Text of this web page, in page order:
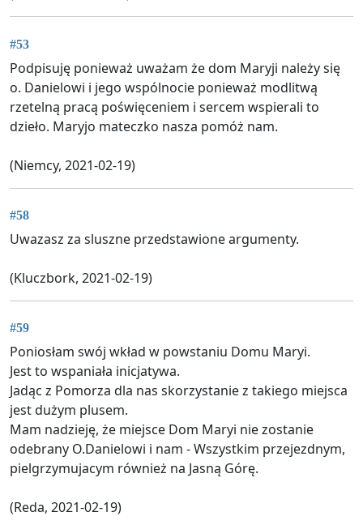
#53
Podpisuję ponieważ uważam że dom Maryji należy się
o. Danielowi i jego wspólnocie ponieważ modlitwą
rzetelną pracą poświęceniem i sercem wspierali to
dzieło. Maryjo mateczko nasza pomóż nam.
(Niemcy, 2021-02-19)
#58
Uwazasz za sluszne przedstawione argumenty.
(Kluczbork, 2021-02-19)
#59
Poniosłam swój wkład w powstaniu Domu Maryi.
Jest to wspaniała inicjatywa.
Jadąc z Pomorza dla nas skorzystanie z takiego miejsca
jest dużym plusem.
Mam nadzieję, że miejsce Dom Maryi nie zostanie
odebrany O.Danielowi i nam - Wszystkim przejezdnym,
pielgrzymujacym również na Jasną Górę.
(Reda, 2021-02-19)